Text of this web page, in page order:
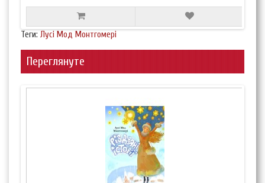
Теги: Лусі Мод Монтгомері
Переглянуте